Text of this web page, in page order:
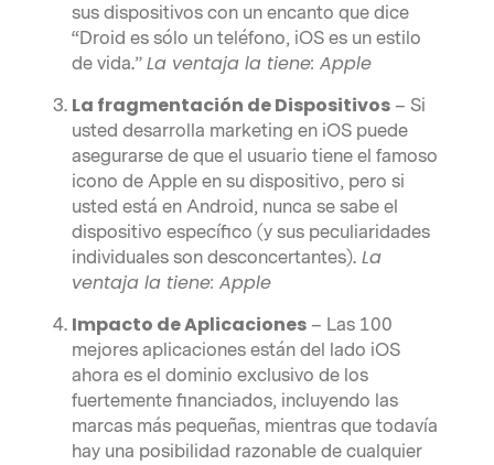
sus dispositivos con un encanto que dice
“Droid es sólo un teléfono, iOS es un estilo
de vida.” La ventaja la tiene: Apple
La fragmentación de Dispositivos – Si
usted desarrolla marketing en iOS puede
asegurarse de que el usuario tiene el famoso
icono de Apple en su dispositivo, pero si
usted está en Android, nunca se sabe el
dispositivo específico (y sus peculiaridades
individuales son desconcertantes). La
ventaja la tiene: Apple
Impacto de Aplicaciones – Las 100
mejores aplicaciones están del lado iOS
ahora es el dominio exclusivo de los
fuertemente financiados, incluyendo las
marcas más pequeñas, mientras que todavía
hay una posibilidad razonable de cualquier